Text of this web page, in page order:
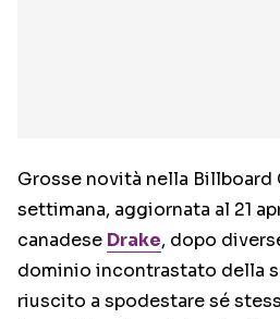
Grosse novità nella Billboard
settimana, aggiornata al 21
canadese Drake, dopo
dominio incontrastato della
riuscito a spodestare sé